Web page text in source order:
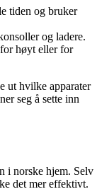
tiden og bruker
og ladere.
høyt eller for
ut hvilke apparater
seg å sette inn
i norske hjem. Selv
det mer effektivt.